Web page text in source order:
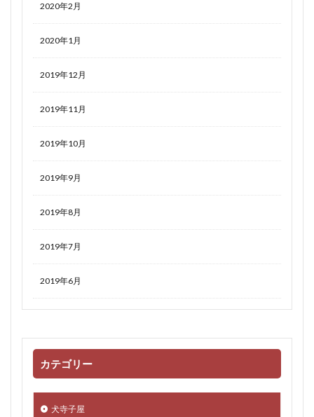
2020年2月
2020年1月
2019年12月
2019年11月
2019年10月
2019年9月
2019年8月
2019年7月
2019年6月
カテゴリー
犬寺子屋